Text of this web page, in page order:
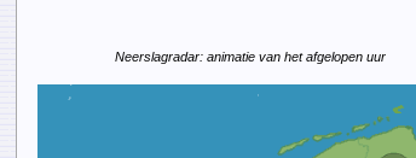
Neerslagradar: animatie van het afgelopen uur